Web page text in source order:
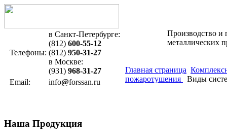
Телефоны:
в Санкт-Петербурге:
(812) 600-55-12
(812) 950-31-27
в Москве:
(931) 968-31-27
Email:
info@forssan.ru
Производство и
металлических
Главная страница
пожаротушения
Виды
Наша Продукция